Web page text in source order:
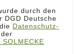
durch den
DGD Deutsche
Datenschutz-